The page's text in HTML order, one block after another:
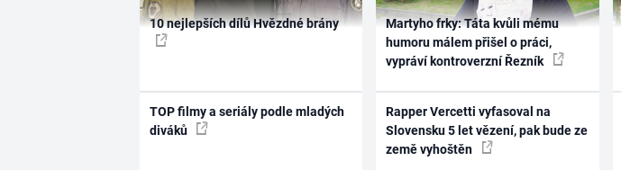
10 nejlepších dílů Hvězdné brány
TOP filmy a seriály podle mladých
diváků
Martyho frky: Táta kvůli mému
humoru málem přišel o práci,
vypráví kontroverzní Řezník
Rapper Vercetti vyfasoval na
Slovensku 5 let vězení, pak bude ze
země vyhoštěn